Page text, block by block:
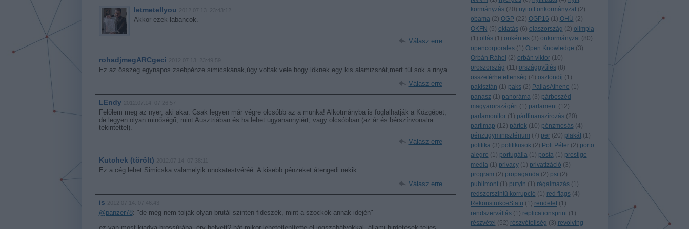
kormányzás (20) nyitott önkormányzat (2)
obama (2) OGP (22) OGP16 (1) OHÜ (2)
OKFN (5) oktatás (6) olaszország (2) olimpia
(1) oltás (1) önkéntes (3) önkormányzat ( 80)
opencorporates (1) Open Knowledge (3)
Orbán Ráhel (2) orbán viktor (10)
oroszország (11) országgyűlés ( 8)
összeférhetetlenség (4) ösztöndíj (1)
pakisztán (1) paks (2) PallasAthene (1)
panasz (1) panoráma (3) párbeszéd
magyarországért (1) parlament (12)
parlamonitor (1) pártfinanszírozás (20)
partimap (12) pártok (10) pénzmosás (4)
pénzügyminisztérium (7) per (20) plakát (1)
politika (3) politikusok (2) Polt Péter (2) porto
alegre (1) portugália (1) posta (1) prestige
media (1) privacy (1) privatizáció (3)
program (2) propaganda (2) psi (2)
publimont (1) putyin (1) rágalmazás (1)
redszerszintű korrupció (1) red flags (4)
RekonstrukceStatu (1) rendelet (1)
rendszerváltás (1) replicationsprint (1)
részvétel (52) részvételiség (3) revolving
letmetellyou
Akkor ezek labancok.
Válasz erre
rohadjmegARCgeci
Ez az összeg egynapos zsebpénze simicskának,úgy voltak vele hogy löknek egy kis alamizsnát,mert túl sok a rinya.
Válasz erre
LEndy
Felőlem meg az nyer, aki akar. Csak legyen már végre olcsóbb az a munka! Alkotmányba is foglalhatják a Közgépet,
de legyen olyan minőségű, mint Ausztriában és ha lehet ugyanannyiért, vagy olcsóbban (az ár és bérszínvonalra
tekintettel).
Válasz erre
Kutchek (törölt)
Ez a cég lehet Simicska valamelyik unokatestvéréé. A kisebb pénzeket átengedi nekik.
Válasz erre
is
@panzer78: "de még nem tolják olyan brutál szinten fideszék, mint a szockók annak idején"